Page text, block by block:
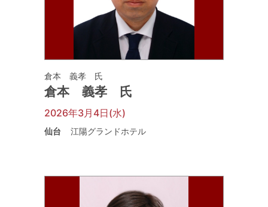
倉本 義孝 氏
倉本 義孝 氏
2026年3月4日(水)
仙台 江陽グランドホテル